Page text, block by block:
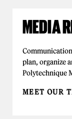
MEDIA
plan, organize
Polytechnique
MEET OUR